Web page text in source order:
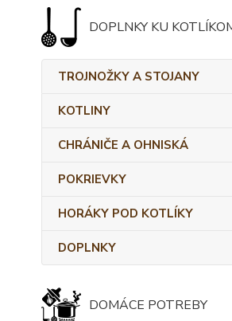
DOPLNKY KU
TROJNOŽKY A STOJANY
KOTLINY
CHRÁNIČE A OHNISKÁ
POKRIEVKY
HORÁKY POD KOTLÍKY
DOPLNKY
DOMÁCE POTREBY